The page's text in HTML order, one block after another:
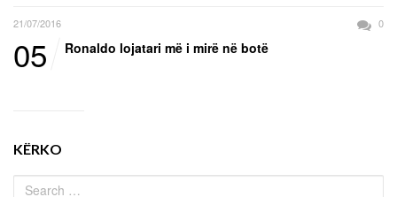
21/07/2016 0
05 Ronaldo lojatari më i mirë në botë
KËRKO